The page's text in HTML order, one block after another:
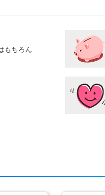
もちろん